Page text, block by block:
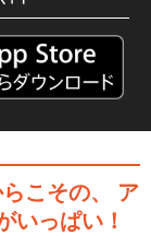
こその、
ア
いっぱい！